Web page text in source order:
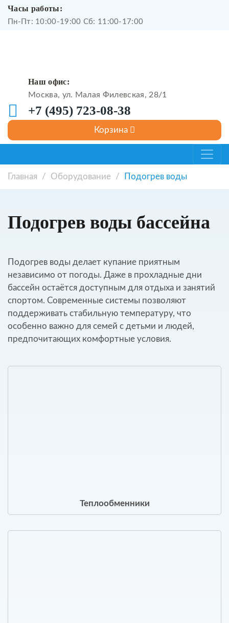
Часы работы:
Пн-Пт: 10:00-19:00 Сб: 11:00-17:00
Наш офис:
Москва, ул. Малая Филевская, 28/1
+7 (495) 723-08-38
Главная / Оборудование / Подогрев воды
Подогрев воды бассейна
Подогрев воды делает купание приятным
независимо от погоды. Даже в прохладные дни
бассейн остаётся доступным для отдыха и занятий
спортом. Современные системы позволяют
поддерживать стабильную температуру, что
особенно важно для семей с детьми и людей,
предпочитающих комфортные условия.
Теплообменники